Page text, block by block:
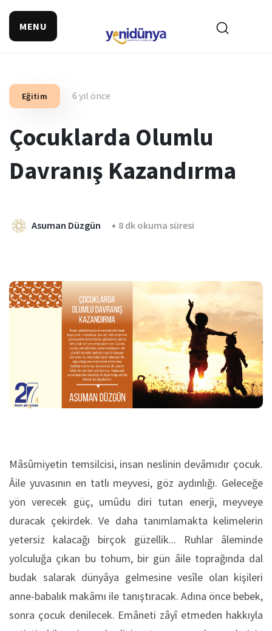
MENU
Eğitim 6 yıl önce
Çocuklarda Olumlu
Davranış Kazandırma
Asuman Düzgün 8 dk okuma süresi
Mâsûmiyetin temsilcisi, insan neslinin devâmıdır çocuk.
Âile yuvasının en tatlı meyvesi, göz aydınlığı. Geleceğe
yön verecek güç, umûdu diri tutan enerji, meyveye
duracak çekirdek. Ve daha tanımlamakta kelimelerin
yetersiz kalacağı birçok güzellik... Ruhlar âleminde
yolculuğa çıkan bu tohum, bir gün âile toprağında dal
budak salarak dünyâya gelmesine vesîle olan kişileri
anne-babalık makâmı ile tanıştıracak. Adına önce bebek,
sonra çocuk denilecek. Emâneti zâyî etmeden hakkıyla